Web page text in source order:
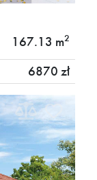
167.13 m2
6870 zł